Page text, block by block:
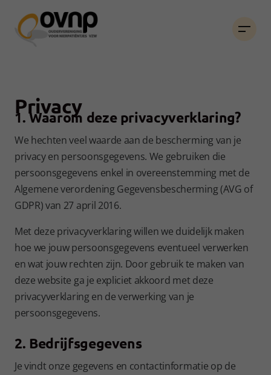
Privacy
1. Waarom deze privacyverklaring?
We hechten veel waarde aan de bescherming van je
privacy en persoonsgegevens. We gebruiken die
persoonsgegevens enkel in overeenstemming met de
Algemene verordening Gegevensbescherming (AVG of
GDPR) van 27 april 2016.
Met deze privacyverklaring willen we duidelijk maken
hoe we jouw persoonsgegevens eventueel verwerken
en wat jouw rechten zijn. Door gebruik te maken van
deze website ga je expliciet akkoord met deze
privacyverklaring en de verwerking van je
persoonsgegevens.
2. Bedrijfsgegevens
Je vindt onze gegevens en contactinformatie op de